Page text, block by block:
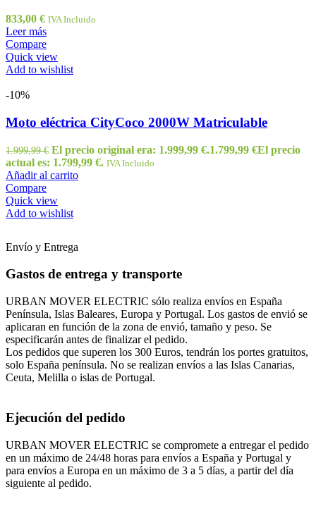
833,00 € IVA Incluido
Leer más
Compare
Quick view
Add to wishlist
-10%
Moto eléctrica CityCoco 2000W Matriculable
1.999,99€ El precio original era: 1.999,99 €.1.799,99 €El precio
actual es: 1.799,99 €. IVA Incluido
Añadir al carrito
Compare
Quick view
Add to wishlist
Envío y Entrega
Gastos de entrega y transporte
URBAN MOVER ELECTRIC sólo realiza envíos en España
Península, Islas Baleares, Europa y Portugal. Los gastos de envió se
aplicaran en función de la zona de envió, tamaño y peso. Se
especificarán antes de finalizar el pedido.
Los pedidos que superen los 300 Euros, tendrán los portes gratuitos,
solo España península. No se realizan envíos a las Islas Canarias,
Ceuta, Melilla o islas de Portugal.
Ejecución del pedido
URBAN MOVER ELECTRIC se compromete a entregar el pedido
en un máximo de 24/48 horas para envíos a España y Portugal y
para envíos a Europa en un máximo de 3 a 5 días, a partir del día
siguiente al pedido.